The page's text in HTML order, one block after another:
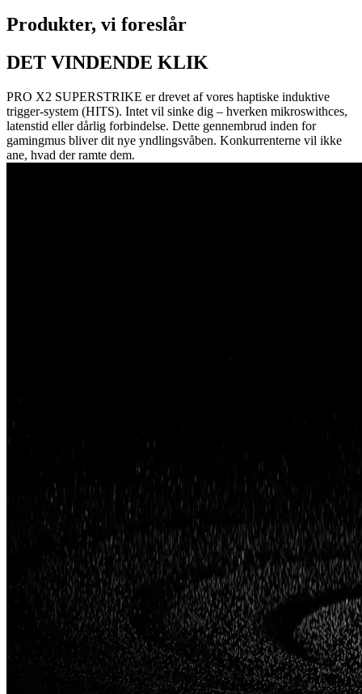
Produkter, vi foreslår
DET VINDENDE KLIK
PRO X2 SUPERSTRIKE er drevet af vores haptiske induktive
trigger-system (HITS). Intet vil sinke dig – hverken mikroswithces,
latenstid eller dårlig forbindelse. Dette gennembrud inden for
gamingmus bliver dit nye yndlingsvåben. Konkurrenterne vil ikke
ane, hvad der ramte dem.